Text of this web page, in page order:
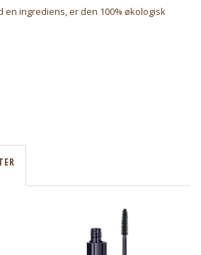
en ingrediens, er den 100% økologisk